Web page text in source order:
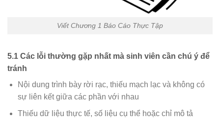
Viết Chương 1 Báo Cáo Thực Tập
5.1 Các lỗi thường gặp nhất mà sinh viên cần chú ý để
tránh
Nội dung trình bày rời rạc, thiếu mạch lạc và không có
sự liên kết giữa các phần với nhau
Thiếu dữ liệu thực tế, số liệu cụ thể hoặc chỉ mô tả